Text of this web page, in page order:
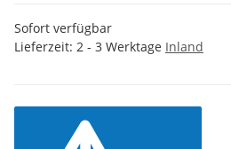
Sofort verfügbar
Lieferzeit: 2 - 3 Werktage Inland